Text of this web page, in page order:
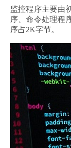
监控程序主要由
序、命令处理程
序占2K字节。